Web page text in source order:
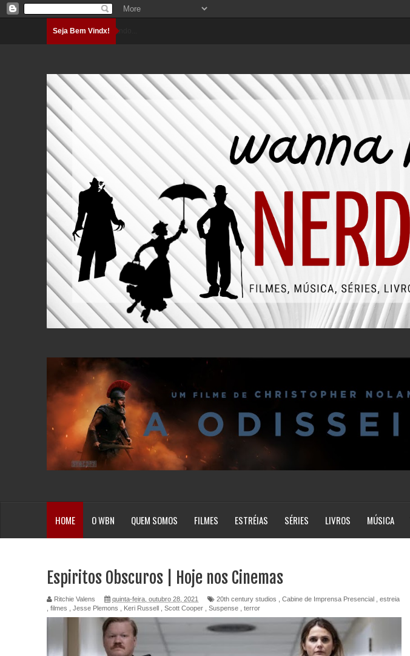
Seja Bem Vindx!Carregando...
HOME O WBN QUEM SOMOS FILMES ESTRÉIAS SÉRIES LIVROS MÚSICA
Espiritos Obscuros | Hoje nos Cinemas
Ritchie Valens quinta-feira, outubro 28, 2021 20th century studios , Cabine de Imprensa Presencial , estreia
, filmes , Jesse Plemons , Keri Russell , Scott Cooper , Suspense , terror